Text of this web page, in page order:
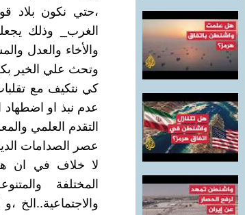
،حتي نكون بلاد
الغرب_ وذلك
والأخاء والعدل
وتحث علي الخير
كي نتكيف مع
عدم نبذ او اضطهاد
التقدم العلمي
عصر الصدامات
لا خلاف في ان
المختلفة
والاجتماعية..الخ